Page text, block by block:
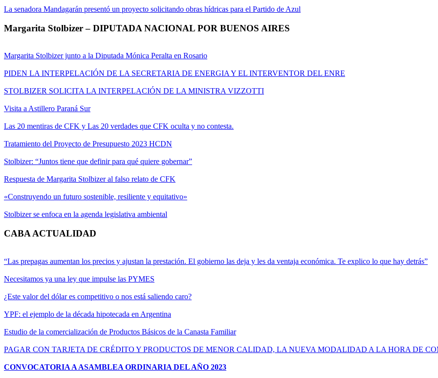
La senadora Mandagarán presentó un proyecto solicitando obras hídricas para el Partido de Azul
Margarita Stolbizer – DIPUTADA NACIONAL POR BUENOS AIRES
Margarita Stolbizer junto a la Diputada Mónica Peralta en Rosario
PIDEN LA INTERPELACIÓN DE LA SECRETARIA DE ENERGIA Y EL INTERVENTOR DEL ENRE
STOLBIZER SOLICITA LA INTERPELACIÓN DE LA MINISTRA VIZZOTTI
Visita a Astillero Paraná Sur
Las 20 mentiras de CFK y Las 20 verdades que CFK oculta y no contesta.
Tratamiento del Proyecto de Presupuesto 2023 HCDN
Stolbizer: “Juntos tiene que definir para qué quiere gobernar”
Respuesta de Margarita Stolbizer al falso relato de CFK
«Construyendo un futuro sostenible, resiliente y equitativo»
Stolbizer se enfoca en la agenda legislativa ambiental
CABA ACTUALIDAD
“Las prepagas aumentan los precios y ajustan la prestación. El gobierno las deja y les da ventaja económica. Te explico lo que hay detrás”
Necesitamos ya una ley que impulse las PYMES
¿Este valor del dólar es competitivo o nos está saliendo caro?
YPF: el ejemplo de la década hipotecada en Argentina
Estudio de la comercialización de Productos Básicos de la Canasta Familiar
PAGAR CON TARJETA DE CRÉDITO Y PRODUCTOS DE MENOR CALIDAD, LA NUEVA MODALIDAD A LA HORA DE
CONVOCATORIA A ASAMBLEA ORDINARIA DEL AÑO 2023